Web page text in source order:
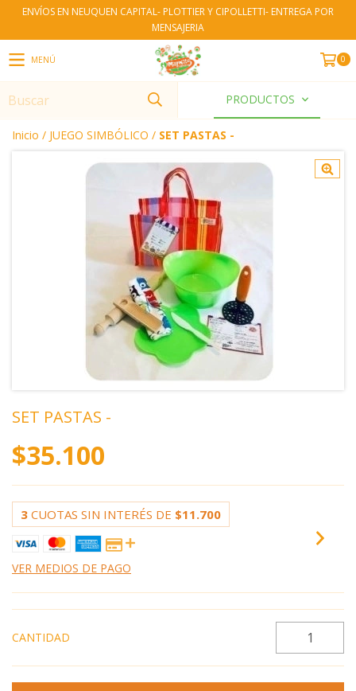
ENVÍOS EN NEUQUEN CAPITAL- PLOTTIER Y CIPOLLETTI- ENTREGA POR
MENSAJERIA
MENÚ 0
PRODUCTOS
Inicio / JUEGO SIMBÓLICO / SET PASTAS -
SET PASTAS -
$35.100
3 CUOTAS SIN INTERÉS DE $11.700
VER MEDIOS DE PAGO
CANTIDAD